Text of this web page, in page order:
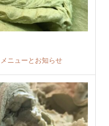
ニューとお知らせ